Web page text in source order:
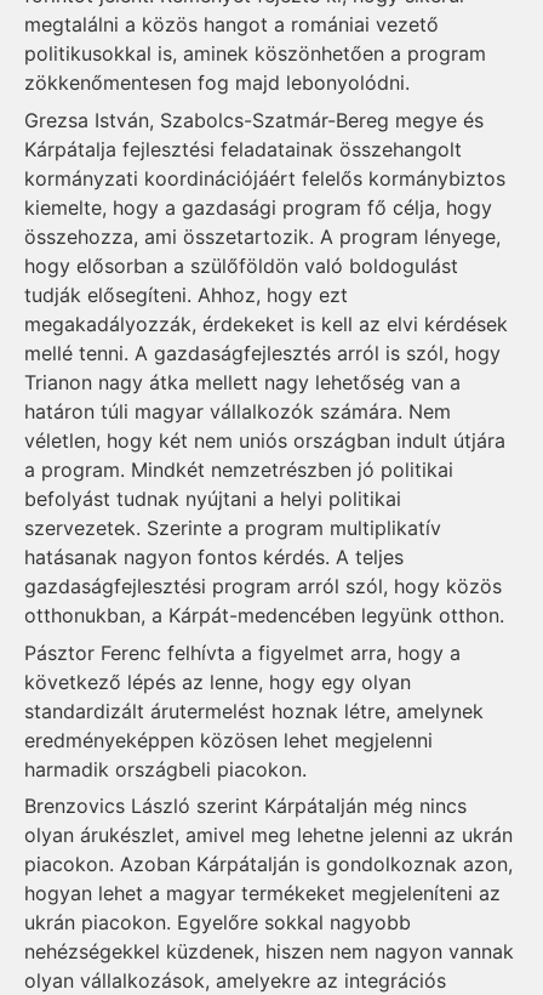
megtalálni a közös hangot a romániai vezető
politikusokkal is, aminek köszönhetően a program
zökkenőmentesen fog majd lebonyolódni.
Grezsa István, Szabolcs-Szatmár-Bereg megye és
Kárpátalja fejlesztési feladatainak összehangolt
kormányzati koordinációjáért felelős kormánybiztos
kiemelte, hogy a gazdasági program fő célja, hogy
összehozza, ami összetartozik. A program lényege,
hogy elősorban a szülőföldön való boldogulást
tudják elősegíteni. Ahhoz, hogy ezt
megakadályozzák, érdekeket is kell az elvi kérdések
mellé tenni. A gazdaságfejlesztés arról is szól, hogy
Trianon nagy átka mellett nagy lehetőség van a
határon túli magyar vállalkozók számára. Nem
véletlen, hogy két nem uniós országban indult útjára
a program. Mindkét nemzetrészben jó politikai
befolyást tudnak nyújtani a helyi politikai
szervezetek. Szerinte a program multiplikatív
hatásanak nagyon fontos kérdés. A teljes
gazdaságfejlesztési program arról szól, hogy közös
otthonukban, a Kárpát-medencében legyünk otthon.
Pásztor Ferenc felhívta a figyelmet arra, hogy a
következő lépés az lenne, hogy egy olyan
standardizált árutermelést hoznak létre, amelynek
eredményeképpen közösen lehet megjelenni
harmadik országbeli piacokon.
Brenzovics László szerint Kárpátalján még nincs
olyan árukészlet, amivel meg lehetne jelenni az ukrán
piacokon. Azoban Kárpátalján is gondolkoznak azon,
hogyan lehet a magyar termékeket megjeleníteni az
ukrán piacokon. Egyelőre sokkal nagyobb
nehézségekkel küzdenek, hiszen nem nagyon vannak
olyan vállalkozások, amelyekre az integrációs